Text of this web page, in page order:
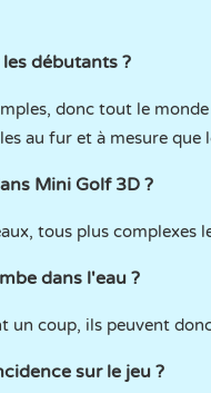
débutants ?
donc tout le
au fur et à mesure
Mini Golf 3D ?
tous plus complexes
dans l'eau ?
un coup, ils peuvent
sur le jeu ?